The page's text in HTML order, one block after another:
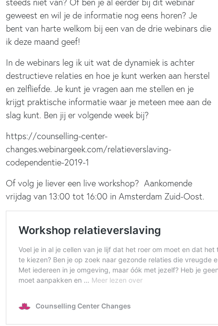
geweest en wil je de informatie nog eens horen? Je
bent van harte welkom bij een van de drie webinars die
ik deze maand geef!
In de webinars leg ik uit wat de dynamiek is achter
destructieve relaties en hoe je kunt werken aan herstel
en zelfliefde. Je kunt je vragen aan me stellen en je
krijgt praktische informatie waar je meteen mee aan de
slag kunt. Ben jij er volgende week bij?
https://counselling-center-
changes.webinargeek.com/relatieverslaving-
codependentie-2019-1
Of volg je liever een live workshop? Aankomende
vrijdag van 13:00 tot 16:00 in Amsterdam Zuid-Oost.